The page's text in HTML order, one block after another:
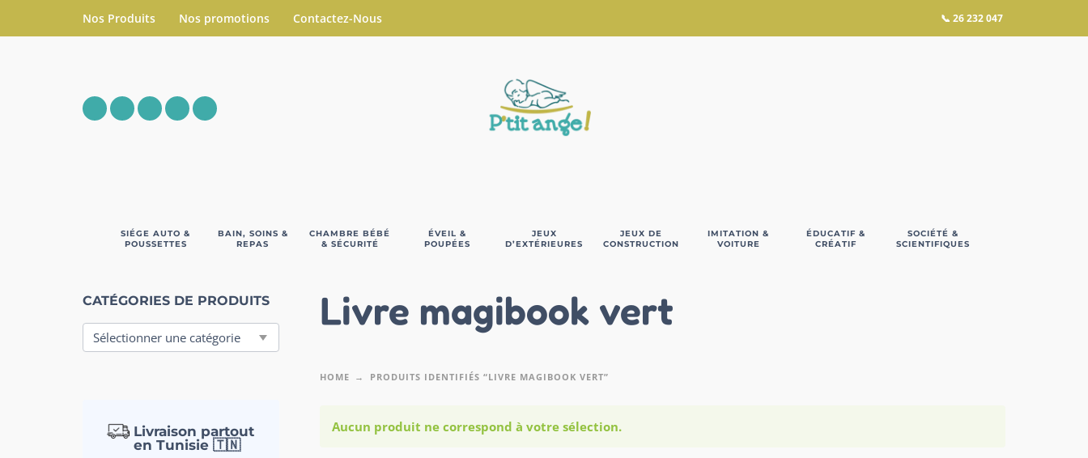
Nos Produits Nos promotions Contactez-Nous 📞 26 232 047
SIÉGE AUTO &
POUSSETTES
BAIN, SOINS &
REPAS
CHAMBRE BÉBÉ
& SÉCURITÉ
ÉVEIL &
POUPÉES
JEUX
D’EXTÉRIEURES
JEUX DE
CONSTRUCTION
IMITATION &
VOITURE
ÉDUCATIF &
CRÉATIF
SOCIÉTÉ &
SCIENTIFIQUES
CATÉGORIES DE PRODUITS
Livraison partout
en Tunisie 🇹🇳
Livre magibook vert
HOME PRODUITS IDENTIFIÉS “LIVRE MAGIBOOK VERT”
Aucun produit ne correspond à votre sélection.